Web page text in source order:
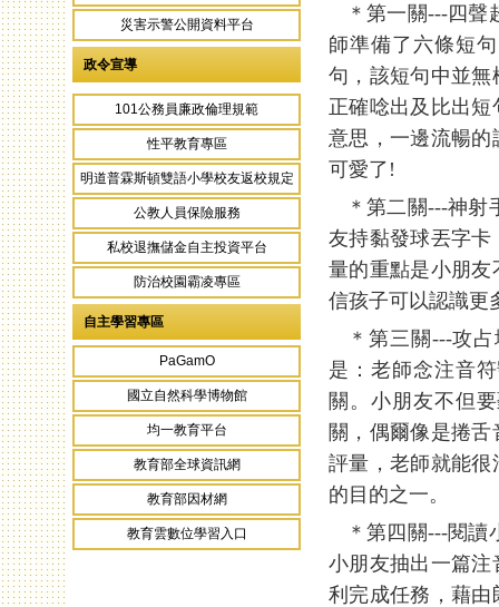
災害示警公開資料平台
政令宣導
101公務員廉政倫理規範
性平教育專區
明道普霖斯頓雙語小學校友返校規定
公教人員保險服務
私校退撫儲金自主投資平台
防治校園霸凌專區
自主學習專區
PaGamO
國立自然科學博物館
均一教育平台
教育部全球資訊網
教育部因材網
教育雲數位學習入口
＊第一關---四聲
師準備了六條短
句，該短句中並
正確唸出及比出
意思，一邊流暢
可愛了!
＊第二關---神射
友持黏發球丟字
量的重點是小朋
信孩子可以認識更
＊第三關---攻占
是：老師念注音
關。小朋友不但
關，偶爾像是捲
評量，老師就能
的目的之一。
＊第四關---閱讀
小朋友抽出一篇
利完成任務，藉